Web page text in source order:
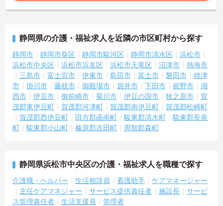
★おすすめPOINT★
実施し、ｅラーニングを用いた学習の機会も提供されます
・施設内には看護師が24時間常駐しており、急変時の対応や専門的
な医療処置は看護師が担当するため負担が減ります
・介護スタッフと看護スタッフの比率が1対1で相談しやすく、初任
者研修や実務者研修からでも着実に専門性を高められます
＜残業月7時間以下で身体の負担を軽減！＞
・常勤で働くスタッフの比率が90パーセント以上と高く、急なシフ
ト変更や無理な長時間勤務が発生しにくい人員体制です
・訪問スケジュールに沿って施設内でのケアを行うため、月平均の
残業時間は5時間から7時間程度とかなり少なめに抑えられます
・介護福祉士や初任者研修などの資格や実務経験、夜勤回数がしっ
・年次を問わずリーダーや主任などのマネジメント職へ昇格する事
例も多数あり、腰を据えて長期的なキャリア形成が可能です
静岡県の介護・福祉求人を近隣の市区町村から探す
静岡市 静岡市葵区 静岡市駿河区 静岡市清水区
浜松市
浜松市中央区
浜松市浜名区 浜松市天竜区 沼津市
熱海市
三島市
富士宮市 伊東市 島田市 富士市 磐田市
焼津
市
掛川市 藤枝市 御殿場市 袋井市 下田市 裾野市
湖
西市
伊豆市 御前崎市 菊川市 伊豆の国市 牧之原市
賀
茂郡東伊豆町
賀茂郡河津町 賀茂郡南伊豆町
賀茂郡松崎町
賀茂郡西伊豆町
田方郡函南町 駿東郡清水町
駿東郡長泉
町
駿東郡小山町 榛原郡吉田町 周智郡森町
静岡県浜松市中央区の介護・福祉求人を職種で探す
介護職・ヘルパー 生活相談員 看護助手
ケアマネージャー
主任ケアマネジャー
サービス提供責任者 施設長
サービ
ス管理責任者
生活支援員 管理者